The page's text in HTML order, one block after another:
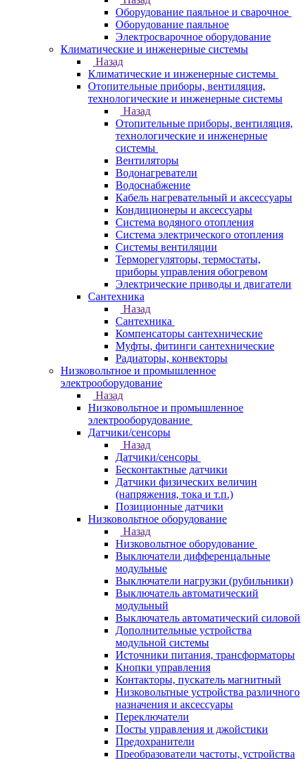
Оборудование паяльное и сварочное
Оборудование паяльное
Электросварочное оборудование
Климатические и инженерные системы
Назад
Климатические и инженерные системы
Отопительные приборы, вентиляция,
технологические и инженерные системы
Назад
Отопительные приборы, вентиляция,
технологические и инженерные
системы
Вентиляторы
Водонагреватели
Водоснабжение
Кабель нагревательный и аксессуары
Кондиционеры и аксессуары
Система водяного отопления
Система электрического отопления
Системы вентиляции
Терморегуляторы, термостаты,
приборы управления обогревом
Электрические приводы и двигатели
Сантехника
Назад
Сантехника
Компенсаторы сантехнические
Муфты, фитинги сантехнические
Радиаторы, конвекторы
Низковольтное и промышленное
электрооборудование
Назад
Низковольтное и промышленное
электрооборудование
Датчики/сенсоры
Назад
Датчики/сенсоры
Бесконтактные датчики
Датчики физических величин
(напряжения, тока и т.п.)
Позиционные датчики
Низковольтное оборудование
Назад
Низковольтное оборудование
Выключатели дифференцальные
модульные
Выключатели нагрузки (рубильники)
Выключатель автоматический
модульный
Выключатель автоматический силовой
Дополнительные устройства
модульной системы
Источники питания, трансформаторы
Кнопки управления
Контакторы, пускатель магнитный
Низковольтные устройства различного
назначения и аксессуары
Переключатели
Посты управления и джойстики
Предохранители
Преобразователи частоты, устройства